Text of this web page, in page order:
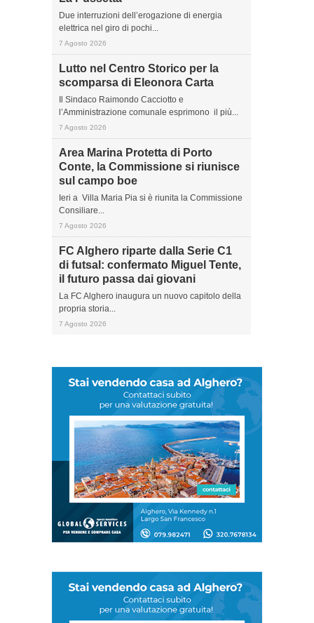
Due interruzioni dell’erogazione di energia
elettrica nel giro di pochi...
7 Agosto 2026
Lutto nel Centro Storico per la
scomparsa di Eleonora Carta
Il Sindaco Raimondo Cacciotto e
l’Amministrazione comunale esprimono il più...
7 Agosto 2026
Area Marina Protetta di Porto
Conte, la Commissione si riunisce
sul campo boe
Ieri a Villa Maria Pia si è riunita la Commissione
Consiliare...
7 Agosto 2026
FC Alghero riparte dalla Serie C1
di futsal: confermato Miguel Tente,
il futuro passa dai giovani
La FC Alghero inaugura un nuovo capitolo della
propria storia...
7 Agosto 2026